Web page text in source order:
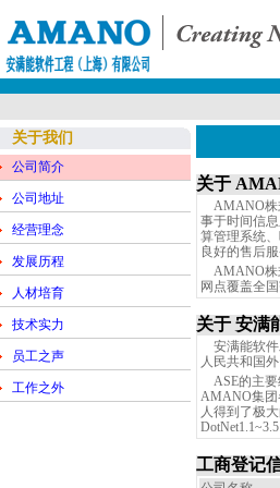
关于我们
公司简介
公司地址
经营理念
发展历程
人材培育
技术实力
员工之声
工作之外
关于
AMANO株
事于时间信
算管理系统
良好的售后
AMANO株
网点覆盖全
关于 安满
安满能软件
人民共和国
ASE的主要
AMANO集团
人得到了极
工商登记